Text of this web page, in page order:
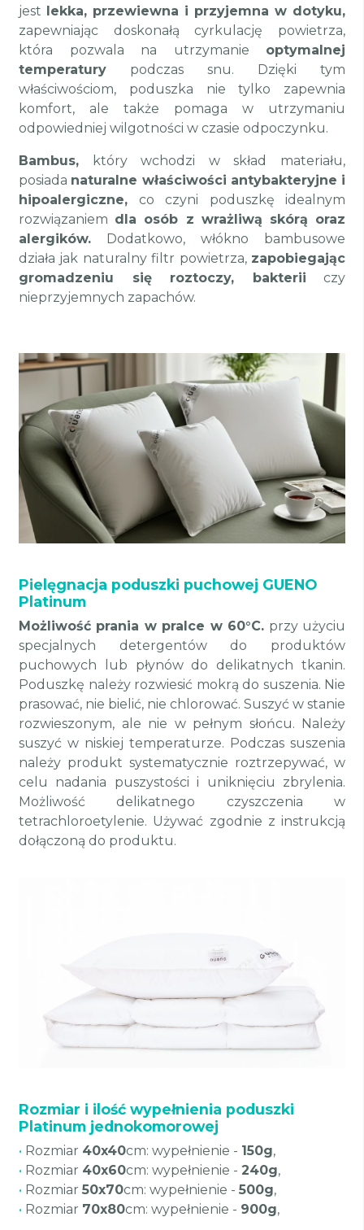
jest lekka, przewiewna i przyjemna w dotyku,
zapewniając doskonałą cyrkulację powietrza,
która pozwala na utrzymanie optymalnej
temperatury podczas snu. Dzięki tym
właściwościom, poduszka nie tylko zapewnia
komfort, ale także pomaga w utrzymaniu
odpowiedniej wilgotności w czasie odpoczynku.
Bambus, który wchodzi w skład materiału,
posiada naturalne właściwości antybakteryjne i
hipoalergiczne, co czyni poduszkę idealnym
rozwiązaniem dla osób z wrażliwą skórą oraz
alergików. Dodatkowo, włókno bambusowe
działa jak naturalny filtr powietrza, zapobiegając
gromadzeniu się roztoczy, bakterii czy
nieprzyjemnych zapachów.
Pielęgnacja poduszki puchowej GUENO
Platinum
Możliwość prania w pralce w 60°C. przy użyciu
specjalnych detergentów do produktów
puchowych lub płynów do delikatnych tkanin.
Poduszkę należy rozwiesić mokrą do suszenia. Nie
prasować, nie bielić, nie chlorować. Suszyć w stanie
rozwieszonym, ale nie w pełnym słońcu. Należy
suszyć w niskiej temperaturze. Podczas suszenia
należy produkt systematycznie roztrzepywać, w
celu nadania puszystości i uniknięciu zbrylenia.
Możliwość delikatnego czyszczenia w
tetrachloroetylenie. Używać zgodnie z instrukcją
dołączoną do produktu.
Rozmiar i ilość wypełnienia poduszki
Platinum jednokomorowej
• Rozmiar 40x40cm: wypełnienie - 150g,
• Rozmiar 40x60cm: wypełnienie - 240g,
• Rozmiar 50x70cm: wypełnienie - 500g,
• Rozmiar 70x80cm: wypełnienie - 900g,